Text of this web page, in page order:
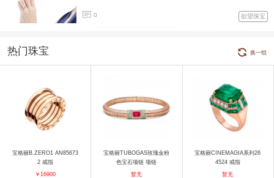
0 欲望珠宝
热门珠宝 换一组
宝格丽B.ZERO1 AN85673
2 戒指
￥16900
宝格丽TUBOGAS玫瑰金粉
色宝石项链 项链
暂无
宝格丽CINEMAGIA系列26
4524 戒指
暂无